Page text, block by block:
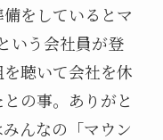
をしているとマ
いう会社員が登
聴いて会社を休
の事。ありがと
んなの「マウン